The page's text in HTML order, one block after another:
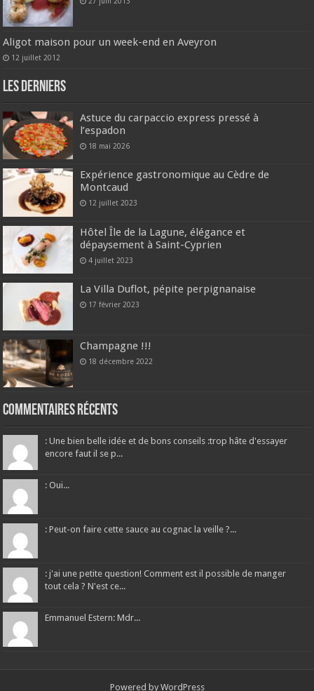
Aligot maison pour un week-end en Aveyron
12 juillet 2012
Les derniers
Astuce du carpaccio express pressé à
l’espadon
18 mai 2026
Expérience gastronomique au Cèdre de
Montcaud
12 juillet 2023
Hôtel Île de la Lagune, élégance et
dépaysement à Saint-Cyprien
4 juillet 2023
La Villa Duflot, pépite perpignanaise
17 février 2023
Champagne !!!
18 décembre 2022
Commentaires récents
: Une bien belle idée et de bons conseils :trop hâte d'essayer
encore faut il se p...
: Oui...
: Peut-on faire cette sauce au cognac la veille ?...
: j'ai une petite question! Comment est il possible de manger
tout cela ? N'est ce...
Emmanuel Estern: Mdr...
Powered by WordPress